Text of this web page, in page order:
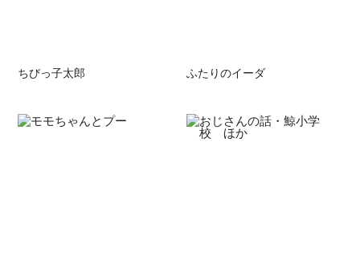
ちびっ子太郎 ふたりのイーダ